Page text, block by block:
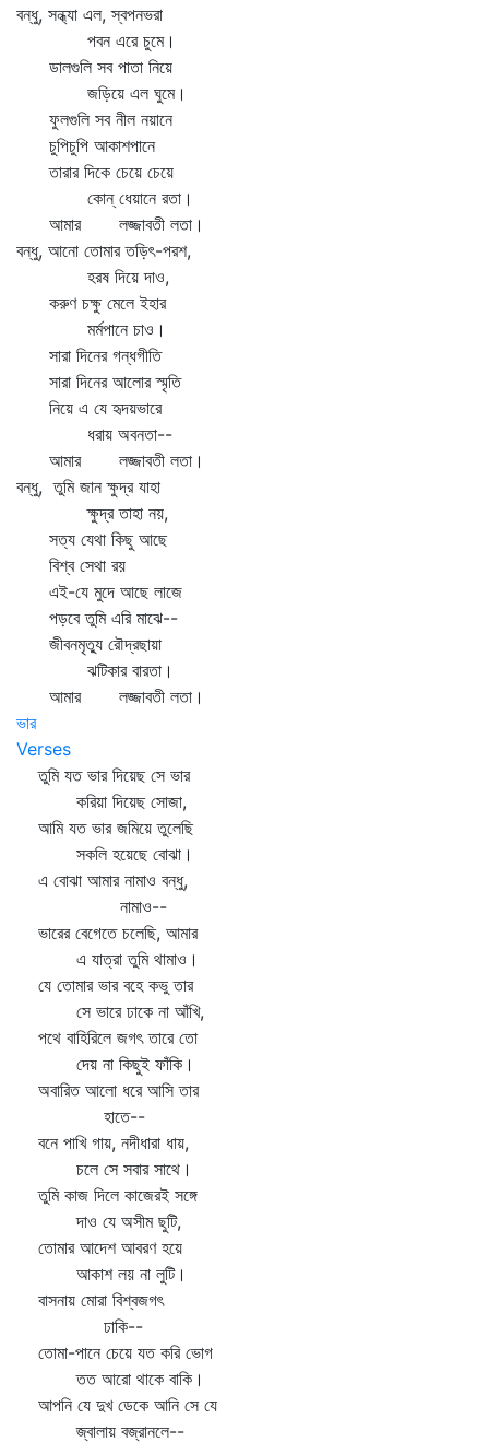
বন্ধু, সন্ধ্যা এল, স্বপনভরা
পবন এরে চুমে।
ডালগুলি সব পাতা নিয়ে
জড়িয়ে এল ঘুমে।
ফুলগুলি সব নীল নয়ানে
চুপিচুপি আকাশপানে
তারার দিকে চেয়ে চেয়ে
কোন্‌ ধেয়ানে রতা।
আমার লজ্জাবতী লতা।
বন্ধু, আনো তোমার তড়িৎ-পরশ,
হরষ দিয়ে দাও,
করুণ চক্ষু মেলে ইহার
মর্মপানে চাও।
সারা দিনের গন্ধগীতি
সারা দিনের আলোর স্মৃতি
নিয়ে এ যে হৃদয়ভারে
ধরায় অবনতা--
আমার লজ্জাবতী লতা।
বন্ধু, তুমি জান ক্ষুদ্র যাহা
ক্ষুদ্র তাহা নয়,
সত্য যেথা কিছু আছে
বিশ্ব সেথা রয়
এই-যে মুদে আছে লাজে
পড়বে তুমি এরি মাঝে--
জীবনমৃত্যু রৌদ্রছায়া
ঝটিকার বারতা।
আমার লজ্জাবতী লতা।
ভার
Verses
তুমি যত ভার দিয়েছ সে ভার
করিয়া দিয়েছ সোজা,
আমি যত ভার জমিয়ে তুলেছি
সকলি হয়েছে বোঝা।
এ বোঝা আমার নামাও বন্ধু,
নামাও--
ভারের বেগেতে চলেছি, আমার
এ যাত্রা তুমি থামাও।
যে তোমার ভার বহে কভু তার
সে ভারে ঢাকে না আঁখি,
পথে বাহিরিলে জগৎ তারে তো
দেয় না কিছুই ফাঁকি।
অবারিত আলো ধরে আসি তার
হাতে--
বনে পাখি গায়, নদীধারা ধায়,
চলে সে সবার সাথে।
তুমি কাজ দিলে কাজেরই সঙ্গে
দাও যে অসীম ছুটি,
তোমার আদেশ আবরণ হয়ে
আকাশ লয় না লুটি।
বাসনায় মোরা বিশ্বজগৎ
ঢাকি--
তোমা-পানে চেয়ে যত করি ভোগ
তত আরো থাকে বাকি।
আপনি যে দুখ ডেকে আনি সে যে
জ্বালায় বজ্রানলে--